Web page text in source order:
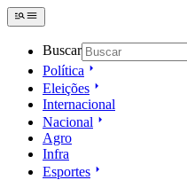
Buscar
Política
Eleições
Internacional
Nacional
Agro
Infra
Esportes